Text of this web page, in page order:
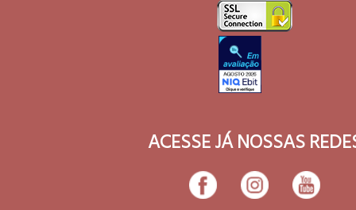
ACESSE JÁ NOSSAS